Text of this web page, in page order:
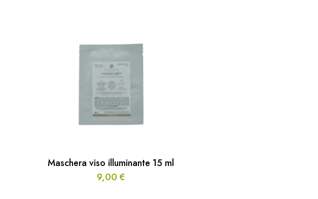
Maschera viso illuminante 15 ml
9,00 €